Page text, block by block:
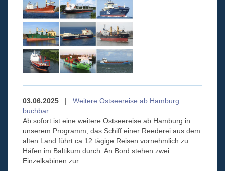
03.06.2025 | Weitere Ostseereise ab Hamburg
buchbar
Ab sofort ist eine weitere Ostseereise ab Hamburg in
unserem Programm, das Schiff einer Reederei aus dem
alten Land führt ca.12 tägige Reisen vornehmlich zu
Häfen im Baltikum durch. An Bord stehen zwei
Einzelkabinen zur...